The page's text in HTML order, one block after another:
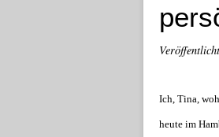
Ich, Tina,
heute im